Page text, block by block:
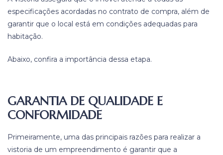
especificações acordadas no contrato de compra, além de
garantir que o local está em condições adequadas para
habitação.
Abaixo, confira a importância dessa etapa.
GARANTIA DE QUALIDADE E
CONFORMIDADE
Primeiramente, uma das principais razões para realizar a
vistoria de um empreendimento é garantir que a